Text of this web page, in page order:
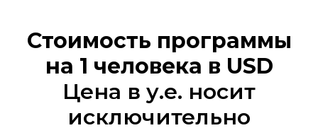
Стоимость программы
на 1 человека в USD
Цена в у.е. носит
исключительно